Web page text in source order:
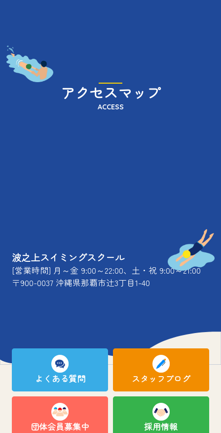
アクセスマップ
ACCESS
波之上スイミングスクール
[営業時間] 月～金 9:00～22:00、土・祝 9:00～21:00
〒900-0037 沖縄県那覇市辻3丁目1-40
よくある質問 スタッフブログ
団体会員募集中 採用情報